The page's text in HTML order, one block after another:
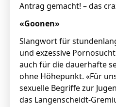
Antrag gemacht! – das
«Goonen»
Slangwort für
und exzessive
auch für die dauerhafte
ohne Höhepunkt. «Für
sexuelle Begriffe zur
das Langenscheidt-